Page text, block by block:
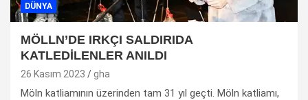
DÜNYA
MÖLLN’DE IRKÇI SALDIRIDA
KATLEDİLENLER ANILDI
26 Kasım 2023 gha
Möln katliamının üzerinden tam 31 yıl geçti. Möln katliamı,